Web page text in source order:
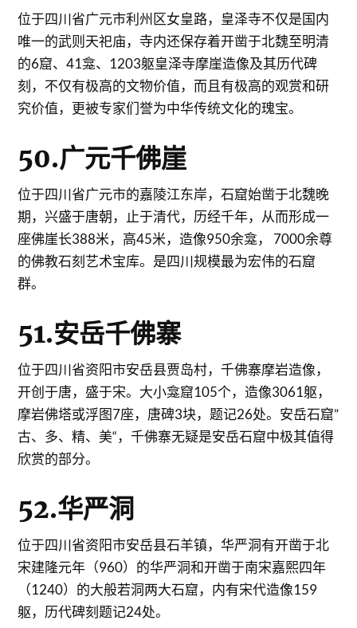
位于四川省广元市利州区女皇路，皇泽寺不仅是国内
唯一的武则天祀庙，寺内还保存着开凿于北魏至明清
的6窟、41龛、1203躯皇泽寺摩崖造像及其历代碑
刻，不仅有极高的文物价值，而且有极高的观赏和研
究价值，更被专家们誉为中华传统文化的瑰宝。
50.广元千佛崖
位于四川省广元市的嘉陵江东岸，石窟始凿于北魏晚
期，兴盛于唐朝，止于清代，历经千年，从而形成一
座佛崖长388米，高45米，造像950余龛， 7000余尊
的佛教石刻艺术宝库。是四川规模最为宏伟的石窟
群。
51.安岳千佛寨
位于四川省资阳市安岳县贾岛村，千佛寨摩岩造像，
开创于唐，盛于宋。大小龛窟105个，造像3061躯，
摩岩佛塔或浮图7座，唐碑3块，题记26处。安岳石窟”
古、多、精、美“，千佛寨无疑是安岳石窟中极其值得
欣赏的部分。
52.华严洞
位于四川省资阳市安岳县石羊镇，华严洞有开凿于北
宋建隆元年（960）的华严洞和开凿于南宋嘉熙四年
（1240）的大般若洞两大石窟，内有宋代造像159
躯，历代碑刻题记24处。